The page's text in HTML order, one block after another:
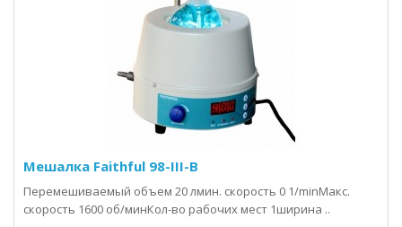
Мешалка Faithful 98-III-B
Перемешиваемый объем 20 лмин. скорость 0 1/minМакс.
скорость 1600 об/минКол-во рабочих мест 1ширина ..